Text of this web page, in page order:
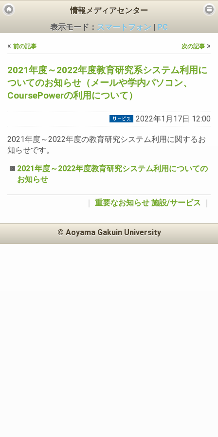
ス
情報メディアセンター
表示モード： スマートフォン
PC
« 前の記事 次の記事 »
2021年度～2022年度教育研究系システム利用に
ついてのお知らせ（メールや学内パソコン、
CoursePowerの利用について）
2022年1月17日 12:00
2021年度～2022年度の教育研究システム利用に関するお
知らせです。
2021年度～2022年度教育研究システム利用についての
お知らせ
重要なお知らせ 施設/サービス
© Aoyama Gakuin University